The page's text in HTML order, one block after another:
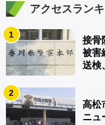
アクセスラン
1
接骨
被害
送検
2
高松
ニュ